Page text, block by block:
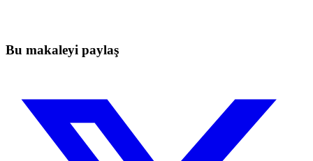
Bu makaleyi paylaş